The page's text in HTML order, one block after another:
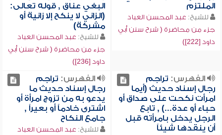
الملتزم
للشيخ: عبد المحسن العباد
جزء من محاضرة ( شرح سنن أبي
داود [222])
البغي عناق , قوله تعالى:
(الزاني لا ينكح إلا زانية أو
مشركة)
للشيخ: عبد المحسن العباد
جزء من محاضرة ( شرح سنن أبي
داود [236])
الفهرس: تراجم
رجال إسناد حديث (أيما
امرأت نكحت على صداق أو
حباء أو عدة...) , تابع
الرجل يدخل بامرأته قبل
أن ينقدها شيئاً
الفهرس: تراجم
رجال إسناد حديث ما
يدعو به من تزوج امرأة أو
اشترى خادماً أو بعيراً ,
جامع النكاح
للشيخ: عبد المحسن العباد